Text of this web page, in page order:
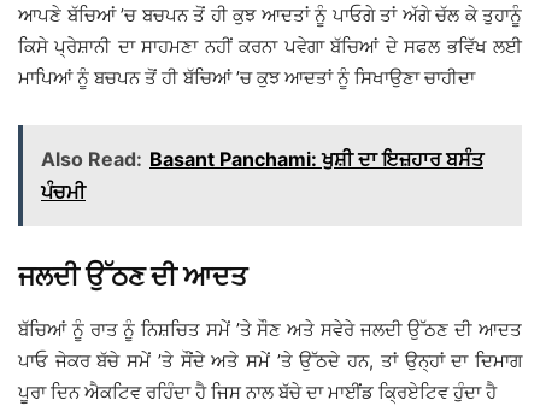
ਆਪਣੇ ਬੱਚਿਆਂ ’ਚ ਬਚਪਨ ਤੋਂ ਹੀ ਕੁਝ ਆਦਤਾਂ ਨੂੰ ਪਾਓਗੇ ਤਾਂ ਅੱਗੇ ਚੱਲ ਕੇ ਤੁਹਾਨੂੰ
ਕਿਸੇ ਪ੍ਰੇਸ਼ਾਨੀ ਦਾ ਸਾਹਮਣਾ ਨਹੀਂ ਕਰਨਾ ਪਵੇਗਾ ਬੱਚਿਆਂ ਦੇ ਸਫਲ ਭਵਿੱਖ ਲਈ
ਮਾਪਿਆਂ ਨੂੰ ਬਚਪਨ ਤੋਂ ਹੀ ਬੱਚਿਆਂ ’ਚ ਕੁਝ ਆਦਤਾਂ ਨੂੰ ਸਿਖਾਉਣਾ ਚਾਹੀਦਾ
Also Read: Basant Panchami: ਖੁਸ਼ੀ ਦਾ ਇਜ਼ਹਾਰ ਬਸੰਤ
ਪੰਚਮੀ
ਜਲਦੀ ਉੱਠਣ ਦੀ ਆਦਤ
ਬੱਚਿਆਂ ਨੂੰ ਰਾਤ ਨੂੰ ਨਿਸ਼ਚਿਤ ਸਮੇਂ ’ਤੇ ਸੌਣ ਅਤੇ ਸਵੇਰੇ ਜਲਦੀ ਉੱਠਣ ਦੀ ਆਦਤ
ਪਾਓ ਜੇਕਰ ਬੱਚੇ ਸਮੇਂ ’ਤੇ ਸੌਂਦੇ ਅਤੇ ਸਮੇਂ ’ਤੇ ਉੱਠਦੇ ਹਨ, ਤਾਂ ਉਨ੍ਹਾਂ ਦਾ ਦਿਮਾਗ
ਪੂਰਾ ਦਿਨ ਐਕਟਿਵ ਰਹਿੰਦਾ ਹੈ ਜਿਸ ਨਾਲ ਬੱਚੇ ਦਾ ਮਾਈਂਡ ਕ੍ਰਿਏਟਿਵ ਹੁੰਦਾ ਹੈ